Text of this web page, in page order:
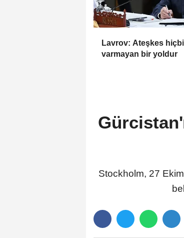
Lavrov: Ateşkes
varmayan bir yoldur
Stockholm, 27